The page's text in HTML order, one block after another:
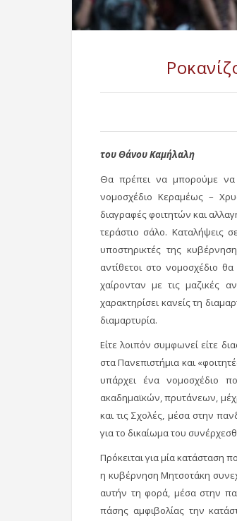
του Θάνου Καμήλαλη
Θα πρέπει να μπορούμε να
νομοσχέδιο Κεραμέως –
διαγραφές φοιτητών και
τεράστιο σάλο. Καταλήψεις
υποστηρικτές της
αντίθετοι στο νομοσχέδιο
χαίρονταν με τις μαζικές
χαρακτηρίσει κανείς τη
διαμαρτυρία.
Είτε λοιπόν συμφωνεί είτε
στα Πανεπιστήμια και
υπάρχει ένα νομοσχέδιο
ακαδημαϊκών, πρυτάνεων,
και τις Σχολές, μέσα στην
για το δικαίωμα του
Πρόκειται για μία κατάσταση
η κυβέρνηση Μητσοτάκη
αυτήν τη φορά, μέσα στην
πάσης αμφιβολίας την